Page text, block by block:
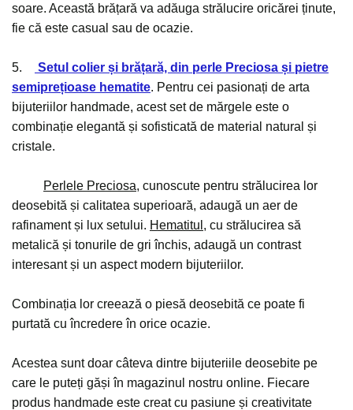
soare. Această brățară va adăuga strălucire oricărei ținute,
fie că este casual sau de ocazie.
5.
Setul colier și brățară, din perle Preciosa și pietre
semiprețioase hematite. Pentru cei pasionați de arta
bijuteriilor handmade, acest set de mărgele este o
combinație elegantă și sofisticată de material natural și
cristale.
Perlele Preciosa, cunoscute pentru strălucirea lor
deosebită și calitatea superioară, adaugă un aer de
rafinament și lux setului. Hematitul , cu strălucirea să
metalică și tonurile de gri închis, adaugă un contrast
interesant și un aspect modern bijuteriilor.
Combinația lor creează o piesă deosebită ce poate fi
purtată cu încredere în orice ocazie.
Acestea sunt doar câteva dintre bijuteriile deosebite pe
care le puteți gășiîn magazinul nostru online. Fiecare
produs handmade este creat cu pasiune și creativitate